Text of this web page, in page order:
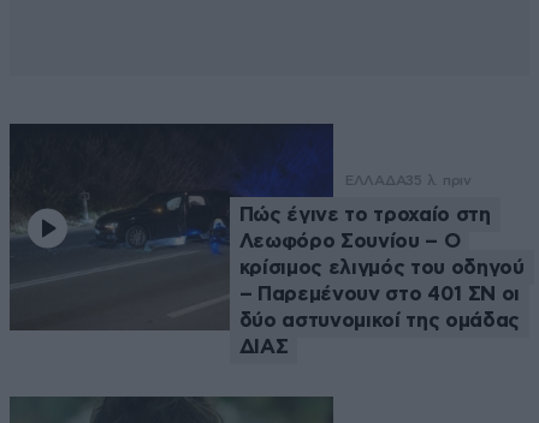
ΕΛΛΑΔΑ35 λ. πριν
Πώς έγινε το τροχαίο στη
Λεωφόρο Σουνίου – Ο
κρίσιμος ελιγμός του οδηγού
– Παρεμένουν στο 401 ΣΝ οι
δύο αστυνομικοί της ομάδας
ΔΙΑΣ